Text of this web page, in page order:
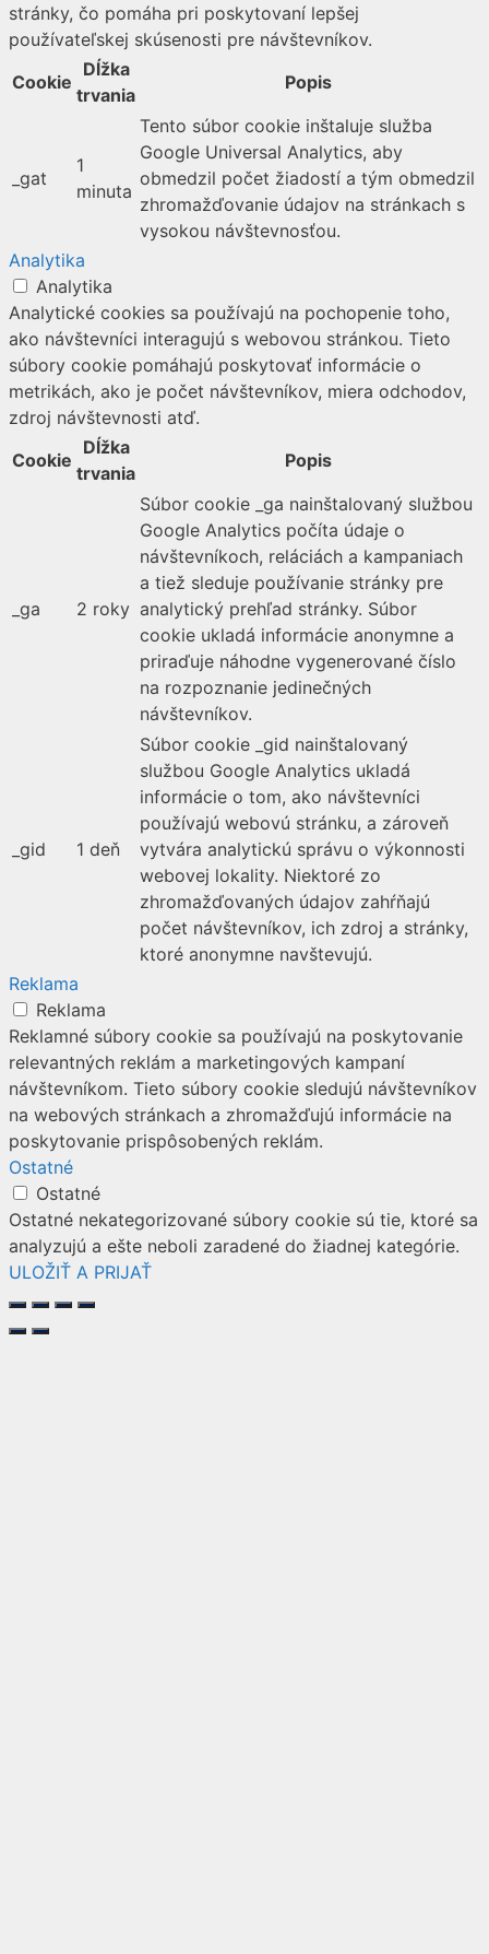
stránky, čo pomáha pri poskytovaní lepšej
používateľskej skúsenosti pre návštevníkov.
Cookie
Dĺžka
trvania
Popis
_gat
1
minuta
Tento súbor cookie inštaluje služba
Google Universal Analytics, aby
obmedzil počet žiadostí a tým obmedzil
zhromažďovanie údajov na stránkach s
vysokou návštevnosťou.
Analytika
Analytika
Analytické cookies sa používajú na pochopenie toho,
ako návštevníci interagujú s webovou stránkou. Tieto
súbory cookie pomáhajú poskytovať informácie o
metrikách, ako je počet návštevníkov, miera odchodov,
zdroj návštevnosti atď.
Cookie
Dĺžka
trvania
Popis
_ga 2 roky
Súbor cookie _ga nainštalovaný službou
Google Analytics počíta údaje o
návštevníkoch, reláciách a kampaniach
a tiež sleduje používanie stránky pre
analytický prehľad stránky. Súbor
cookie ukladá informácie anonymne a
priraďuje náhodne vygenerované číslo
na rozpoznanie jedinečných
návštevníkov.
_gid 1 deň
Súbor cookie _gid nainštalovaný
službou Google Analytics ukladá
informácie o tom, ako návštevníci
používajú webovú stránku, a zároveň
vytvára analytickú správu o výkonnosti
webovej lokality. Niektoré zo
zhromažďovaných údajov zahŕňajú
počet návštevníkov, ich zdroj a stránky,
ktoré anonymne navštevujú.
Reklama
Reklama
Reklamné súbory cookie sa používajú na poskytovanie
relevantných reklám a marketingových kampaní
návštevníkom. Tieto súbory cookie sledujú návštevníkov
na webových stránkach a zhromažďujú informácie na
poskytovanie prispôsobených reklám.
Ostatné
Ostatné
Ostatné nekategorizované súbory cookie sú tie, ktoré sa
analyzujú a ešte neboli zaradené do žiadnej kategórie.
ULOŽIŤ A PRIJAŤ